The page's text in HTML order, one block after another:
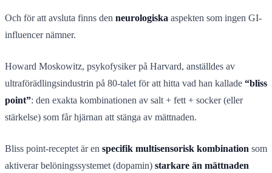
Och för att avsluta finns den neurologiska aspekten som ingen GI-
influencer nämner.
Howard Moskowitz, psykofysiker på Harvard, anställdes av
ultraförädlingsindustrin på 80-talet för att hitta vad han kallade “bliss
point”: den exakta kombinationen av salt + fett + socker (eller
stärkelse) som får hjärnan att stänga av mättnaden.
Bliss point-receptet är en specifik multisensorisk kombination som
aktiverar belöningssystemet (dopamin) starkare än mättnaden